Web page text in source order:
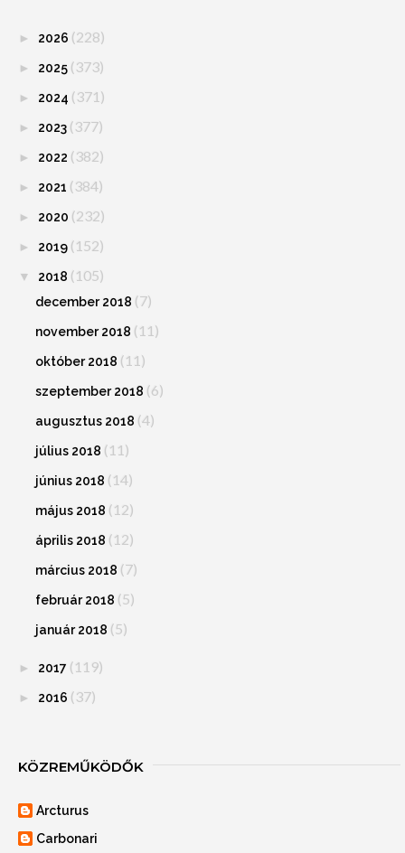
► 2026 (228)
► 2025 (373)
► 2024 (371)
► 2023 (377)
► 2022 (382)
► 2021 (384)
► 2020 (232)
► 2019 (152)
▼ 2018 (105)
december 2018 (7)
november 2018 (11)
október 2018 (11)
szeptember 2018 (6)
augusztus 2018 (4)
július 2018 (11)
június 2018 (14)
május 2018 (12)
április 2018 (12)
március 2018 (7)
február 2018 (5)
január 2018 (5)
► 2017 (119)
► 2016 (37)
KÖZREMŰKÖDŐK
Arcturus
Carbonari